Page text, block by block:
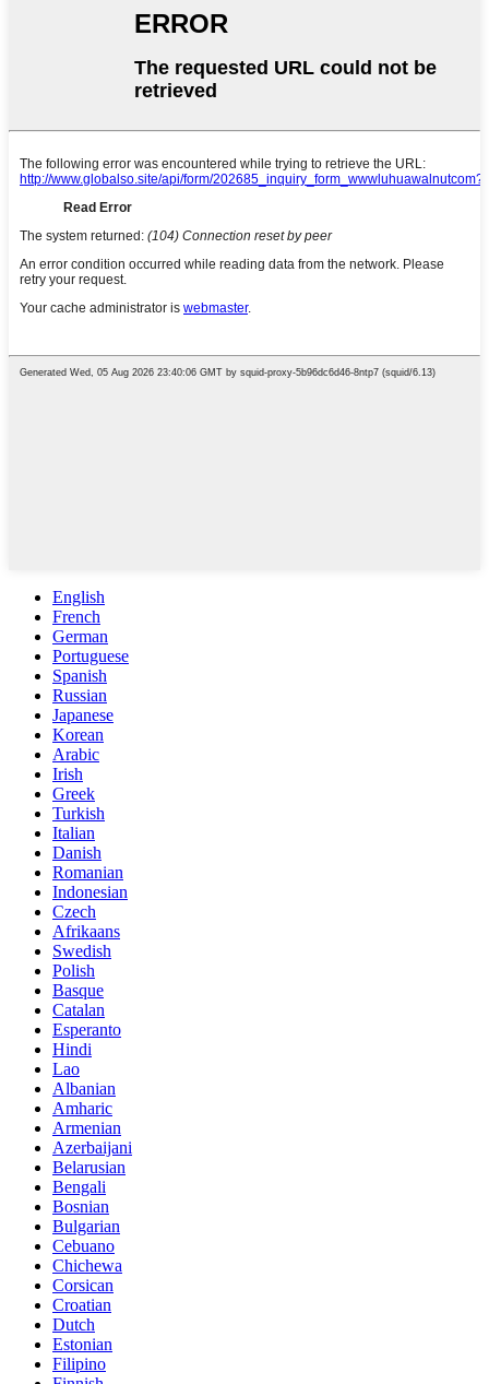
English
French
German
Portuguese
Spanish
Russian
Japanese
Korean
Arabic
Irish
Greek
Turkish
Italian
Danish
Romanian
Indonesian
Czech
Afrikaans
Swedish
Polish
Basque
Catalan
Esperanto
Hindi
Lao
Albanian
Amharic
Armenian
Azerbaijani
Belarusian
Bengali
Bosnian
Bulgarian
Cebuano
Chichewa
Corsican
Croatian
Dutch
Estonian
Filipino